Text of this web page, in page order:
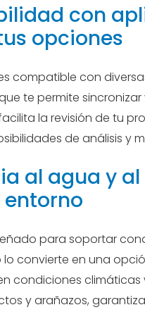
con
opciones
es compatible con
te permite
la revisión de tu
de análisis y
al agua y
para soportar
lo convierte en una
condiciones
y arañazos,